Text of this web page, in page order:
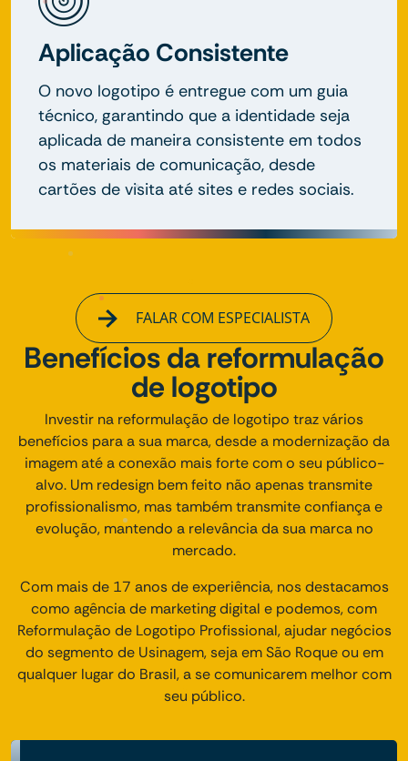
Aplicação Consistente
O novo logotipo é entregue com um guia
técnico, garantindo que a identidade seja
aplicada de maneira consistente em todos
os materiais de comunicação, desde
cartões de visita até sites e redes sociais.
FALAR COM ESPECIALISTA
Benefícios da reformulação
de logotipo
Investir na reformulação de logotipo traz vários
benefícios para a sua marca, desde a modernização da
imagem até a conexão mais forte com o seu público-
alvo. Um redesign bem feito não apenas transmite
profissionalismo, mas também transmite confiança e
evolução, mantendo a relevância da sua marca no
mercado.
Com mais de 17 anos de experiência, nos destacamos
como agência de marketing digital e podemos, com
Reformulação de Logotipo Profissional, ajudar negócios
do segmento de Usinagem, seja em São Roque ou em
qualquer lugar do Brasil, a se comunicarem melhor com
seu público.